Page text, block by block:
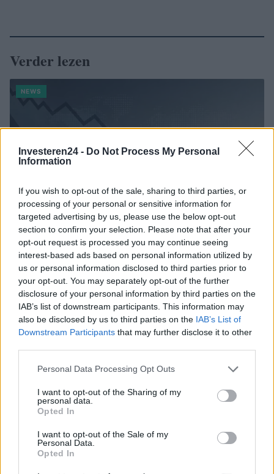
Investeren24 - Do Not Process My Personal
Information
If you wish to opt-out of the sale, sharing to third parties, or
processing of your personal or sensitive information for
targeted advertising by us, please use the below opt-out
section to confirm your selection. Please note that after your
opt-out request is processed you may continue seeing
interest-based ads based on personal information utilized by
us or personal information disclosed to third parties prior to
your opt-out. You may separately opt-out of the further
disclosure of your personal information by third parties on the
IAB’s list of downstream participants. This information may
also be disclosed by us to third parties on the IAB’s List of
Downstream Participants that may further disclose it to other
Please note that this website/app uses one or more Google
not limited to your visit or usage behaviour. You may click to
grant or deny consent to Google and its third-party tags to
use your data for below specified purposes in below Google
consent section.
Personal Data Processing Opt Outs
I want to opt-out of the Sharing of my
personal data.
Opted In
I want to opt-out of the Sale of my
Personal Data.
Opted In
Verder lezen
NEWS
Brentolie daalt naar 88.9 dollar: een week van dalende
grondstoffenprijzen
Sanne De Vries · 7 aug 2026